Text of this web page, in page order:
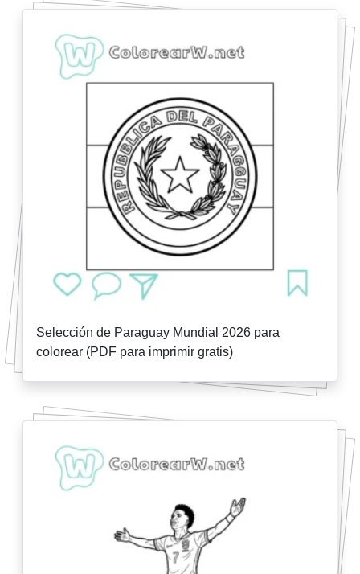
Selección de Paraguay Mundial 2026 para
colorear (PDF para imprimir gratis)